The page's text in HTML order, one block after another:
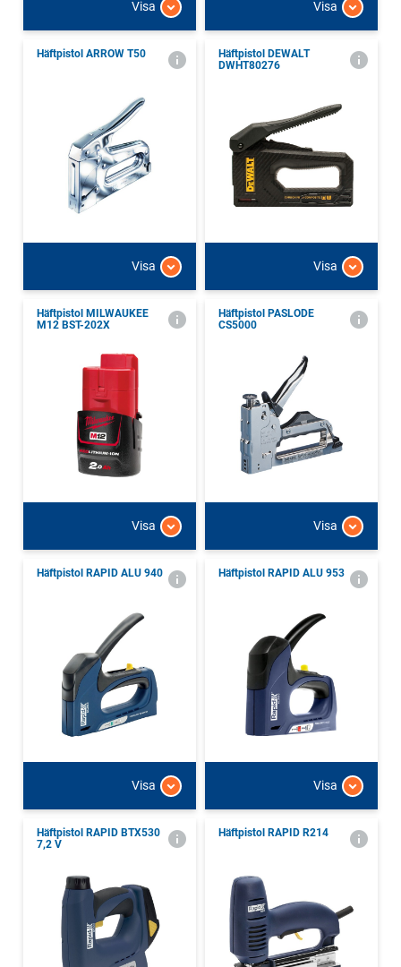
Visa Visa
Häftpistol ARROW T50
Visa
Häftpistol DEWALT
DWHT80276
Visa
Häftpistol MILWAUKEE
M12 BST-202X
Visa
Häftpistol PASLODE
CS5000
Visa
Häftpistol RAPID ALU 940
Visa
Häftpistol RAPID ALU 953
Visa
Häftpistol RAPID BTX530
7,2 V
Häftpistol RAPID R214